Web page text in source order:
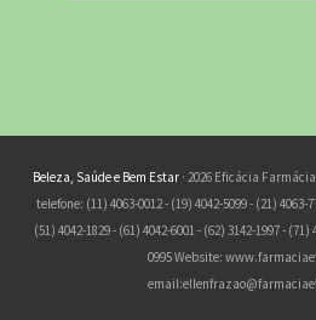
Beleza, Saúde e Bem Estar· 2026 Eficácia
telefone: (11) 4063-0012 - (19) 4042-5099 - (21) 4063-
(51) 4042-1829 - (61) 4042-6001 - (62) 3142-1997 - (71)
0995 Website:
email: